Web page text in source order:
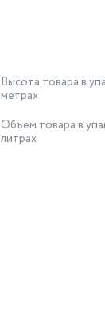
Высота товара в
метрах
Объем товара в
литрах